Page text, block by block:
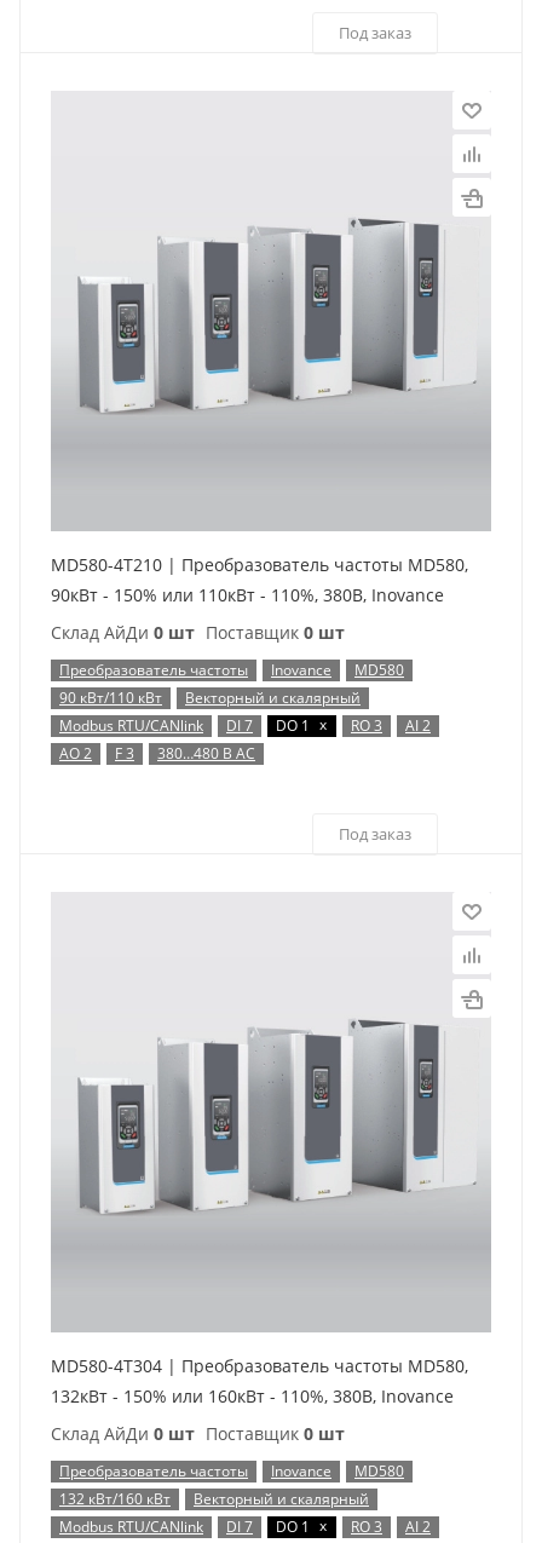
Под заказ
MD580-4T210 | Преобразователь частоты MD580,
90кВт - 150% или 110кВт - 110%, 380В, Inovance
Склад АйДи 0 шт Поставщик 0 шт
Преобразователь частоты Inovance
MD580
90 кВт/110 кВт
Векторный и скалярный
Modbus RTU/CANlink
DI 7 DO 1 x RO 3
AI 2
AO 2
F 3 380…480 В AC
Под заказ
MD580-4T304 | Преобразователь частоты MD580,
132кВт - 150% или 160кВт - 110%, 380В, Inovance
Склад АйДи 0 шт Поставщик 0 шт
Преобразователь частоты Inovance
MD580
132 кВт/160 кВт
Векторный и скалярный
Modbus RTU/CANlink
DI 7 DO 1 x RO 3
AI 2